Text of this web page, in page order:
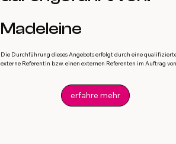
Madeleine
Die Durchführung dieses Angebots erfolgt durch eine
externe Referentin bzw. einen externen Referenten im Auftrag
erfahre mehr